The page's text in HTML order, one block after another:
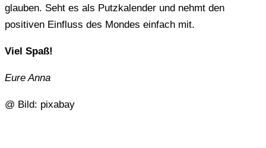
glauben. Seht es als Putzkalender und nehmt den
positiven Einfluss des Mondes einfach mit.
Viel Spaß!
Eure Anna
@ Bild: pixabay